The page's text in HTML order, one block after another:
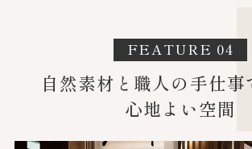
FEATURE 04
自然素材と職人の手仕事
心地よい空間